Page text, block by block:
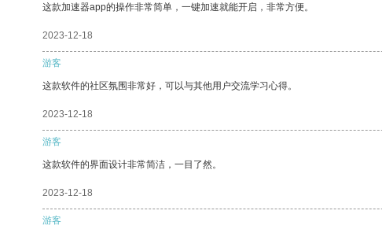
这款加速器app的操作非常简单，一键加速就能开启，非常方便。
2023-12-18
游客
这款软件的社区氛围非常好，可以与其他用户交流学习心得。
2023-12-18
游客
这款软件的界面设计非常简洁，一目了然。
2023-12-18
游客